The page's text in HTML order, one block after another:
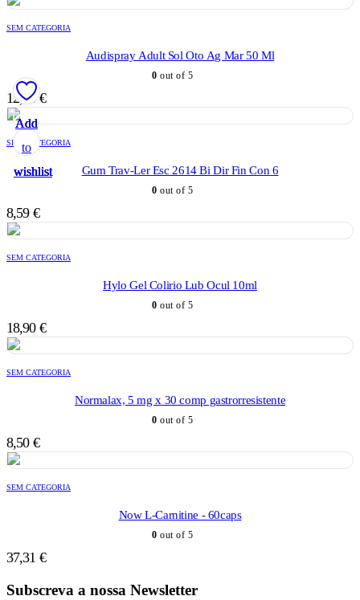
Add
to
wishlist
SEM CATEGORIA
Audispray Adult Sol Oto Ag Mar 50 Ml
0 out of 5
12,70€
Add
to
wishlist
SEM CATEGORIA
Gum Trav-Ler Esc 2614 Bi Dir Fin Con 6
0 out of 5
8,59 €
Add
to
wishlist
SEM CATEGORIA
Hylo Gel Colirio Lub Ocul 10ml
0 out of 5
18,90 €
Add
to
wishlist
SEM CATEGORIA
Normalax, 5 mg x 30 comp gastrorresistente
0 out of 5
8,50 €
Add
to
wishlist
SEM CATEGORIA
Now L-Carnitine - 60caps
0 out of 5
37,31 €
Subscreva a nossa Newsletter